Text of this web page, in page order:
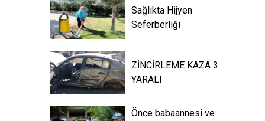
Sağlıkta Hijyen
Seferberliği
ZİNCİRLEME KAZA 3
YARALI
Önce babaannesi ve